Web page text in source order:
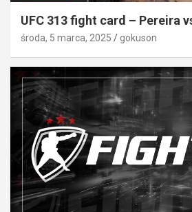
UFC 313 fight card – Pereira
środa, 5 marca, 2025 gokuson